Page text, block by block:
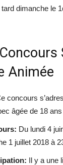
dimanche le
Animée
concours
âgée de 18
Du lundi 4
1 juillet 2018 à
Il y a une